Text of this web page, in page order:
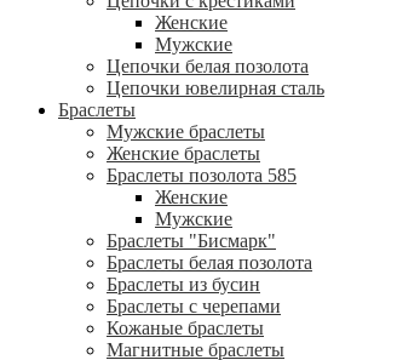
Женские
Мужские
Цепочки белая позолота
Цепочки ювелирная сталь
Браслеты
Мужские браслеты
Женские браслеты
Браслеты позолота 585
Женские
Мужские
Браслеты "Бисмарк"
Браслеты белая позолота
Браслеты из бусин
Браслеты с черепами
Кожаные браслеты
Магнитные браслеты